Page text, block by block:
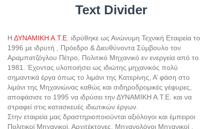
Text Divider
Η ΔΥΝΑΜΙΚΗ Α.Τ.Ε. ιδρύθηκε ως Ανώνυμη Τεχνική Εταιρεία το
1996 με ιδρυτή , Πρόεδρο & Διευθύνοντα Σύμβουλο τον
Αραμπατζόγλου Πέτρο, Πολιτικό Μηχανικό εν ενεργεία από το
1981. Έχοντας υλοποιήσει ως ιδιώτης μηχανικός πολύ
σημαντικά έργα όπως το λιμάνι της Κατερίνης, Α’ φάση στο
λιμάνι της Μηχανιώνας καθώς και σιδηροδρομικές γέφυρες,
αποφάσισε το 1995 να ιδρύσει την ΔΥΝΑΜΙΚΗ Α.Τ.Ε. και να
στραφεί στις κατασκευές ιδιωτικών έργων.
Στην εταιρεία μας δραστηριοποιούνται αξιόλογοι και έμπειροι
Πολιτικοί Μηχανικοί, Αρχιτέκτονες, Μηχανολόγοι Μηχανικοί .